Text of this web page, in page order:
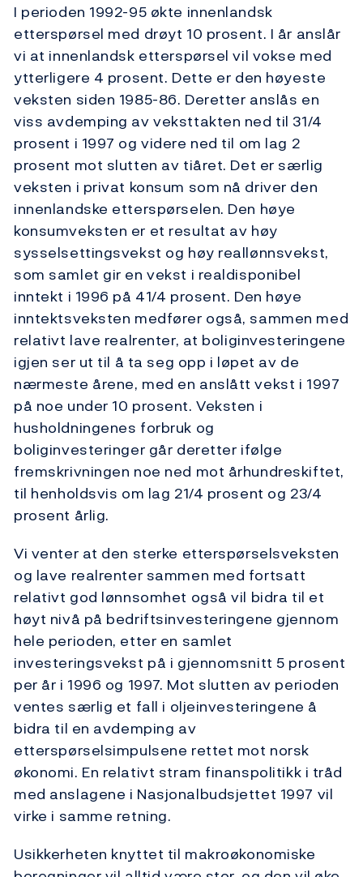
I perioden 1992-95 økte innenlandsk
etterspørsel med drøyt 10 prosent. I år anslår
vi at innenlandsk etterspørsel vil vokse med
ytterligere 4 prosent. Dette er den høyeste
veksten siden 1985-86. Deretter anslås en
viss avdemping av veksttakten ned til 31/4
prosent i 1997 og videre ned til om lag 2
prosent mot slutten av tiåret. Det er særlig
veksten i privat konsum som nå driver den
innenlandske etterspørselen. Den høye
konsumveksten er et resultat av høy
sysselsettingsvekst og høy reallønnsvekst,
som samlet gir en vekst i realdisponibel
inntekt i 1996 på 41/4 prosent. Den høye
inntektsveksten medfører også, sammen med
relativt lave realrenter, at boliginvesteringene
igjen ser ut til å ta seg opp i løpet av de
nærmeste årene, med en anslått vekst i 1997
på noe under 10 prosent. Veksten i
husholdningenes forbruk og
boliginvesteringer går deretter ifølge
fremskrivningen noe ned mot århundreskiftet,
til henholdsvis om lag 21/4 prosent og 23/4
prosent årlig.
Vi venter at den sterke etterspørselsveksten
og lave realrenter sammen med fortsatt
relativt god lønnsomhet også vil bidra til et
høyt nivå på bedriftsinvesteringene gjennom
hele perioden, etter en samlet
investeringsvekst på i gjennomsnitt 5 prosent
per år i 1996 og 1997. Mot slutten av perioden
ventes særlig et fall i oljeinvesteringene å
bidra til en avdemping av
etterspørselsimpulsene rettet mot norsk
økonomi. En relativt stram finanspolitikk i tråd
med anslagene i Nasjonalbudsjettet 1997 vil
virke i samme retning.
Usikkerheten knyttet til makroøkonomiske